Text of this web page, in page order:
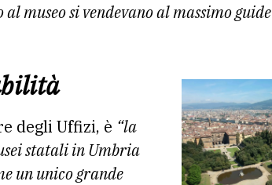
museo si vendevano al massimo
degli Uffizi, è “la
statali in Umbria
un unico grande